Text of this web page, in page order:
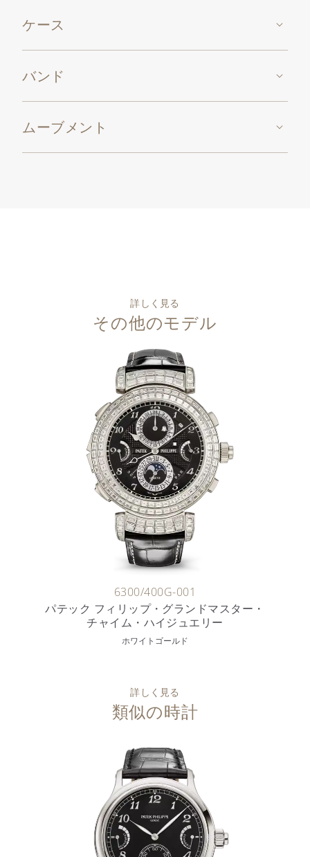
ケース
バンド
ムーブメント
詳しく見る
その他のモデル
6300/400G-001
パテック フィリップ・グランドマスター・
チャイム・ハイジュエリー
ホワイトゴールド
詳しく見る
類似の時計